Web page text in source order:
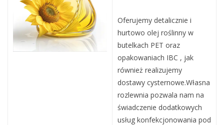
Oferujemy detalicznie i
hurtowo olej roślinny w
butelkach PET oraz
opakowaniach IBC , jak
również realizujemy
dostawy cysternowe.Własna
rozlewnia pozwala nam na
świadczenie dodatkowych
usług konfekcjonowania pod